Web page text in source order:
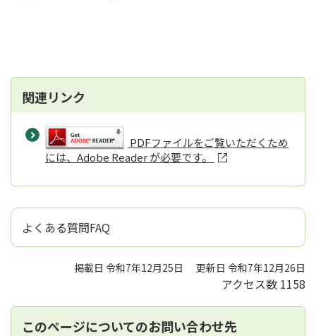
関連リンク
PDFファイルをご覧いただくため
には、Adobe Reader が必要です。
よくある質問FAQ
掲載日 令和7年12月25日 更新日 令和7年12月26日
アクセス数 1158
このページについてのお問い合わせ先